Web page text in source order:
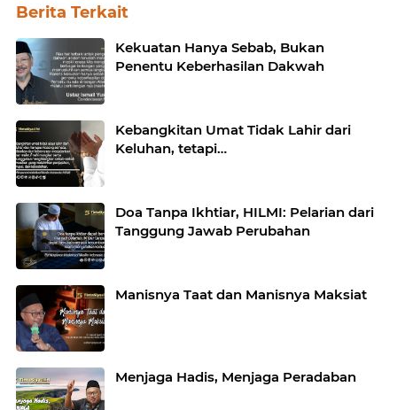
Berita Terkait
Kekuatan Hanya Sebab, Bukan
Penentu Keberhasilan Dakwah
Kebangkitan Umat Tidak Lahir dari
Keluhan, tetapi…
Doa Tanpa Ikhtiar, HILMI: Pelarian dari
Tanggung Jawab Perubahan
Manisnya Taat dan Manisnya Maksiat
Menjaga Hadis, Menjaga Peradaban